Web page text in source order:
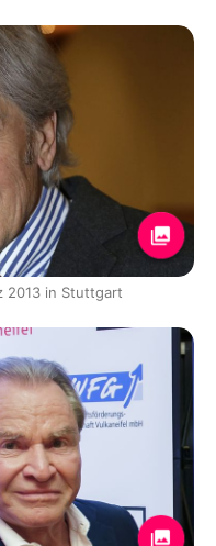
2013 in Stuttgart